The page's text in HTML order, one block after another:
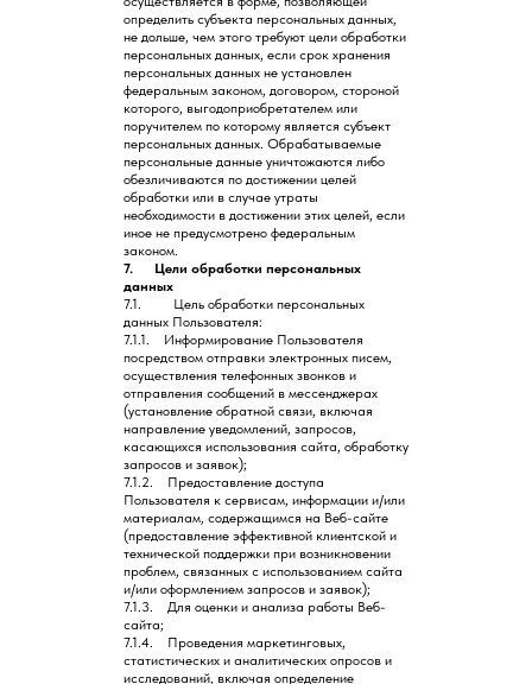
определить субъекта персональных данных,
не дольше, чем этого требуют цели обработки
персональных данных, если срок хранения
персональных данных не установлен
федеральным законом, договором, стороной
которого, выгодоприобретателем или
поручителем по которому является субъект
персональных данных. Обрабатываемые
персональные данные уничтожаются либо
обезличиваются по достижении целей
обработки или в случае утраты
необходимости в достижении этих целей, если
иное не предусмотрено федеральным
законом.
7. Цели обработки персональных
данных
7.1. Цель обработки персональных
данных Пользователя:
7.1.1. Информирование Пользователя
посредством отправки электронных писем,
осуществления телефонных звонков и
отправления сообщений в мессенджерах
(установление обратной связи, включая
направление уведомлений, запросов,
касающихся использования сайта, обработку
запросов и заявок);
7.1.2. Предоставление доступа
Пользователя к сервисам, информации и/или
материалам, содержащимся на Веб-сайте
(предоставление эффективной клиентской и
технической поддержки при возникновении
проблем, связанных с использованием сайта
и/или оформлением запросов и заявок);
7.1.3. Для оценки и анализа работы Веб-
сайта;
7.1.4. Проведения маркетинговых,
статистических и аналитических опросов и
исследований, включая определение